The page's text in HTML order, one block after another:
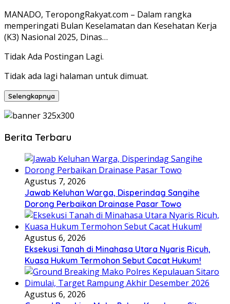
MANADO, TeropongRakyat.com – Dalam rangka
memperingati Bulan Keselamatan dan Kesehatan Kerja
(K3) Nasional 2025, Dinas…
Tidak Ada Postingan Lagi.
Tidak ada lagi halaman untuk dimuat.
Selengkapnya
Berita Terbaru
Agustus 7, 2026
Jawab Keluhan Warga, Disperindag Sangihe
Dorong Perbaikan Drainase Pasar Towo
Agustus 6, 2026
Eksekusi Tanah di Minahasa Utara Nyaris Ricuh,
Kuasa Hukum Termohon Sebut Cacat Hukum!
Agustus 6, 2026